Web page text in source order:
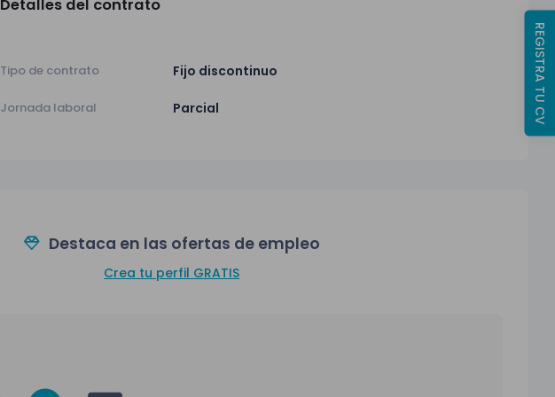
Detalles del contrato
Tipo de contrato Fijo discontinuo
Jornada laboral Parcial
Destaca en las ofertas de empleo
Crea tu perfil GRATIS
REGISTRA TU CV